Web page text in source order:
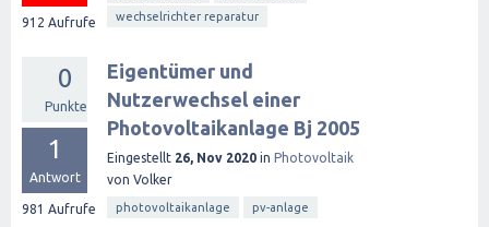
912 Aufrufe
wechselrichter reparatur
0
Punkte
1
Antwort
981 Aufrufe
Eigentümer und
Nutzerwechsel einer
Photovoltaikanlage Bj 2005
Eingestellt 26, Nov 2020 in Photovoltaik
von Volker
photovoltaikanlage pv-anlage